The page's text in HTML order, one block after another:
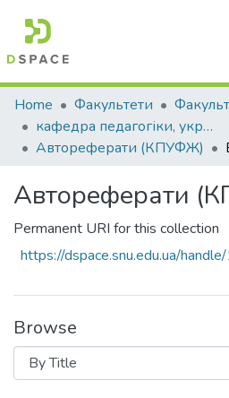
Communities & Collections
All of DSpace
Home Факультети
кафедра педагогіки, української філології та журналістики
Автореферати (КПУФЖ)
Автореферати
Permanent URI for this collection
https://dspace.snu.edu.ua/
Browse